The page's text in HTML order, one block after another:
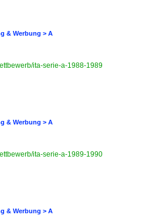
& Werbung > A
ita-serie-a-1988-1989
& Werbung > A
ita-serie-a-1989-1990
& Werbung > A